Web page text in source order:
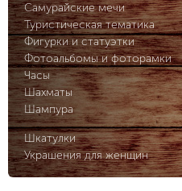
Самурайские мечи
Туристическая тематика
Фигурки и статуэтки
Фотоальбомы и фоторамки
Часы
Шахматы
Шампура
Шкатулки
Украшения для женщин